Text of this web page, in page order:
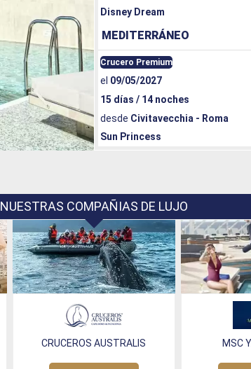
Disney Dream
MEDITERRÁNEO
Sun Princess
desde Civitavecchia - Roma
15 días / 14 noches
el 09/05/2027
Crucero Premium
NUESTRAS COMPAÑIAS DE LUJO
CRUCEROS AUSTRALIS MSC